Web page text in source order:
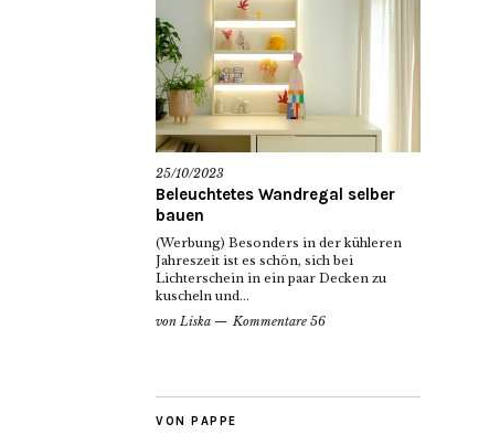
25/10/2023
Beleuchtetes Wandregal selber
bauen
(Werbung) Besonders in der kühleren
Jahreszeit ist es schön, sich bei
Lichterschein in ein paar Decken zu
kuscheln und...
von Liska Kommentare 56
VON PAPPE